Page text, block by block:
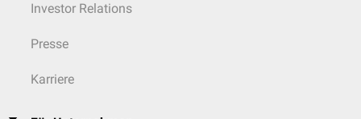
Investor Relations
Presse
Karriere